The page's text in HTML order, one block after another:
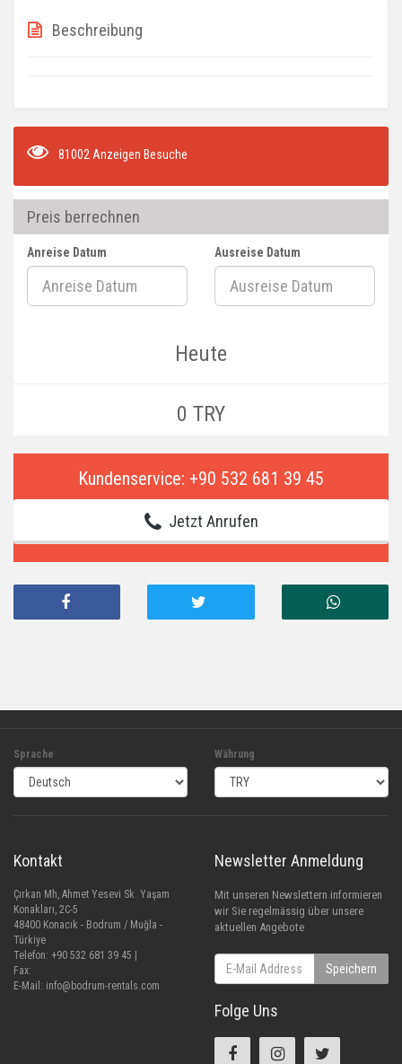
Beschreibung
81002 Anzeigen Besuche
Preis berrechnen
Anreise Datum Ausreise Datum
Heute
0 TRY
Kundenservice: +90 532 681 39 45
Jetzt Anrufen
Sprache Währung
Kontakt
Çırkan Mh, Ahmet Yesevi Sk. Yaşam
Konakları, 2C-5
48400 Konacık - Bodrum / Muğla -
Türkiye
Telefon: +90 532 681 39 45 |
Fax:
E-Mail: info@bodrum-rentals.com
Newsletter Anmeldung
Mit unseren Newslettern informieren
wir Sie regelmässig über unsere
aktuellen Angebote
Speichern
Folge Uns